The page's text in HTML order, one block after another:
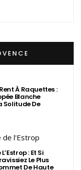
À Raquettes :
Blanche
Solitude De
: Et Si
Le Plus
De Haute